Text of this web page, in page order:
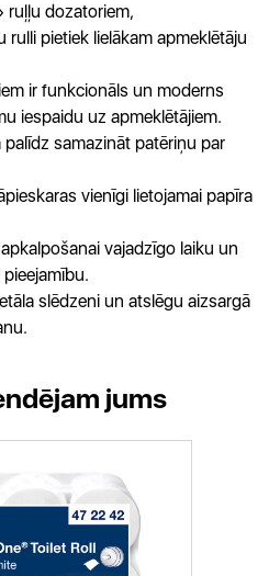
ruļļu dozatoriem,
rulli pietiek lielākam apmeklētāju
ir funkcionāls un moderns
iespaidu uz apmeklētājiem.
samazināt patēriņu par
vienīgi lietojamai papīra
vajadzīgo laiku un
slēdzeni un atslēgu aizsargā
jums